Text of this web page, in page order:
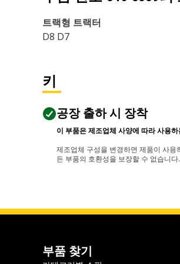
트랙형 트랙터
D8 D7
키
공장 출하 시 장착
이 부품은 제조업체 사양에 따라 사용
제조업체 구성을 변경하면 제품이 사
든 부품의 호환성을 보장할 수 없습니다.
부품 찾기